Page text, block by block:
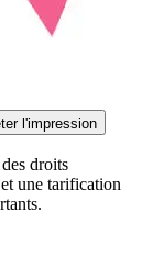
l'impression
droits
une tarification